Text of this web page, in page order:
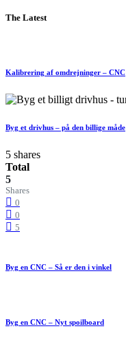
The Latest
Kalibrering af omdrejninger – CNC
Byg et drivhus – på den billige måde
5 shares
Total
5
Shares
0
0
5
Byg en CNC – Så er den i vinkel
Byg en CNC – Nyt spoilboard